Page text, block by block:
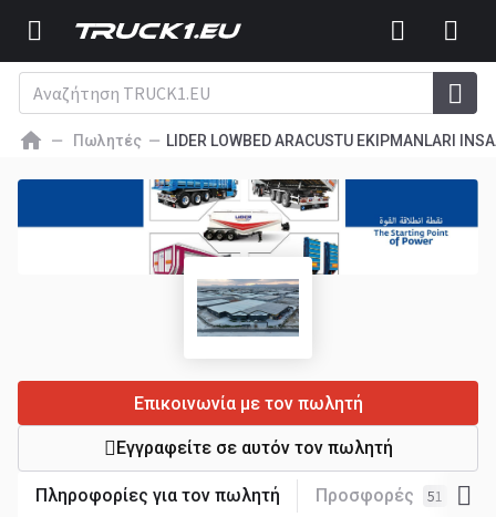
Πωλητές LIDER LOWBED ARACUSTU EKIPMANLARI
Πληροφορίες για τον πωλητή Προσφορές 51
Επικοινωνία με τον πωλητή
Εγγραφείτε σε αυτόν τον πωλητή